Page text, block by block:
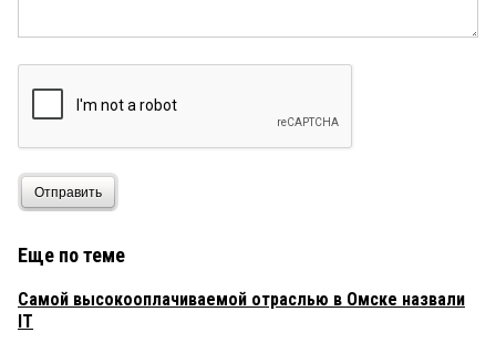
Отправить
Еще по теме
Самой высокооплачиваемой отраслью в Омске назвали
IT